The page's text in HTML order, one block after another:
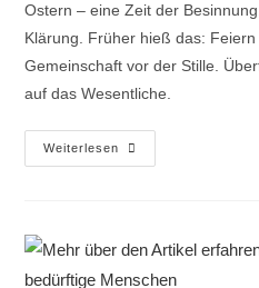
Ostern – eine Zeit der
Klärung. Früher hieß das:
Gemeinschaft vor der Stille.
auf das Wesentliche.
Weiterlesen